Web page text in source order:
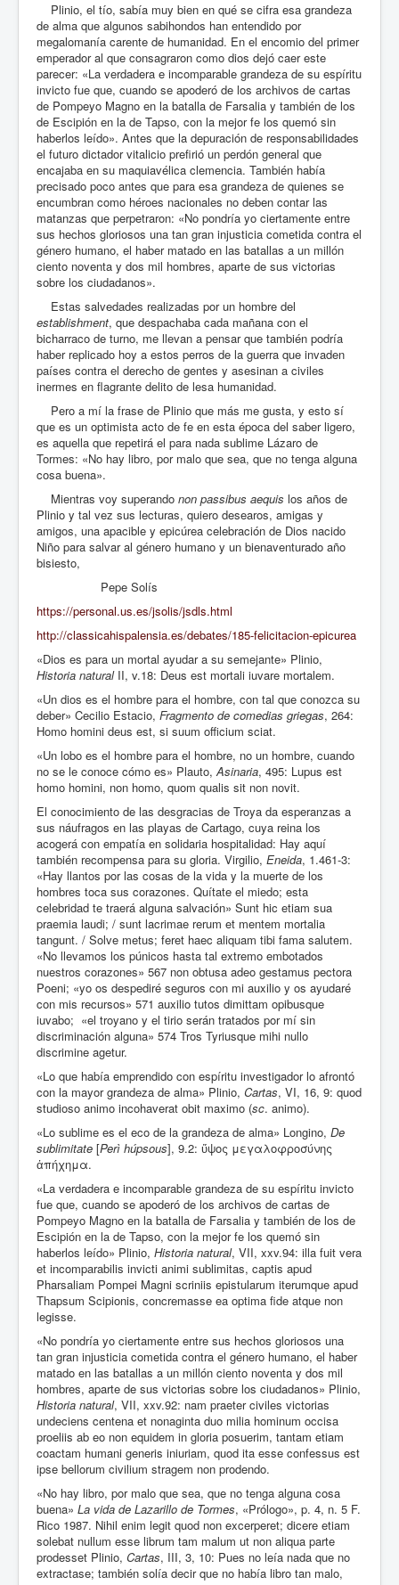
Plinio, el tío, sabía muy bien en qué se cifra esa grandeza
de alma que algunos sabihondos han entendido por
megalomanía carente de humanidad. En el encomio del primer
emperador al que consagraron como dios dejó caer este
parecer: «La verdadera e incomparable grandeza de su espíritu
invicto fue que, cuando se apoderó de los archivos de cartas
de Pompeyo Magno en la batalla de Farsalia y también de los
de Escipión en la de Tapso, con la mejor fe los quemó sin
haberlos leído». Antes que la depuración de responsabilidades
el futuro dictador vitalicio prefirió un perdón general que
encajaba en su maquiavélica clemencia. También había
precisado poco antes que para esa grandeza de quienes se
encumbran como héroes nacionales no deben contar las
matanzas que perpetraron: «No pondría yo ciertamente entre
sus hechos gloriosos una tan gran injusticia cometida contra el
género humano, el haber matado en las batallas a un millón
ciento noventa y dos mil hombres, aparte de sus victorias
sobre los ciudadanos».
Estas salvedades realizadas por un hombre del
establishment, que despachaba cada mañana con el
bicharraco de turno, me llevan a pensar que también podría
haber replicado hoy a estos perros de la guerra que invaden
países contra el derecho de gentes y asesinan a civiles
inermes en flagrante delito de lesa humanidad.
Pero a mí la frase de Plinio que más me gusta, y esto sí
que es un optimista acto de fe en esta época del saber ligero,
es aquella que repetirá el para nada sublime Lázaro de
Tormes: «No hay libro, por malo que sea, que no tenga alguna
cosa buena».
Mientras voy superando non passibus aequis los años de
Plinio y tal vez sus lecturas, quiero desearos, amigas y
amigos, una apacible y epicúrea celebración de Dios nacido
Niño para salvar al género humano y un bienaventurado año
bisiesto,
Pepe Solís
https://personal.us.es/jsolis/jsdls.html
http://classicahispalensia.es/debates/185-felicitacion-epicurea
«Dios es para un mortal ayudar a su semejante» Plinio,
Historia natural II, v.18: Deus est mortali iuvare mortalem.
«Un dios es el hombre para el hombre, con tal que conozca su
deber» Cecilio Estacio, Fragmento de comedias griegas, 264:
Homo homini deus est, si suum officium sciat.
«Un lobo es el hombre para el hombre, no un hombre, cuando
no se le conoce cómo es» Plauto,Asinaria, 495: Lupus est
homo homini, non homo, quom qualis sit non novit.
El conocimiento de las desgracias de Troya da esperanzas a
sus náufragos en las playas de Cartago, cuya reina los
acogerá con empatía en solidaria hospitalidad: Hay aquí
también recompensa para su gloria. Virgilio, Eneida, 1.461-3:
«Hay llantos por las cosas de la vida y la muerte de los
hombres toca sus corazones. Quítate el miedo; esta
celebridad te traerá alguna salvación» Sunt hic etiam sua
praemia laudi; / sunt lacrimae rerum et mentem mortalia
tangunt. / Solve metus; feret haec aliquam tibi fama salutem.
«No llevamos los púnicos hasta tal extremo embotados
nuestros corazones» 567 non obtusa adeo gestamus pectora
Poeni; «yo os despediré seguros con mi auxilio y os ayudaré
con mis recursos» 571 auxilio tutos dimittam opibusque
iuvabo; «el troyano y el tirio serán tratados por mí sin
discriminación alguna» 574 Tros Tyriusque mihi nullo
discrimine agetur.
«Lo que había emprendido con espíritu investigador lo afrontó
con la mayor grandeza de alma» Plinio, Cartas, VI, 16, 9: quod
studioso animo incohaverat obit maximo (sc. animo).
«Lo sublime es el eco de la grandeza de alma» Longino, De
sublimitate [Perì húpsous], 9.2: ὕψος μεγαλοφροσύνης
ἀπήχημα.
«La verdadera e incomparable grandeza de su espíritu invicto
fue que, cuando se apoderó de los archivos de cartas de
Pompeyo Magno en la batalla de Farsalia y también de los de
Escipión en la de Tapso, con la mejor fe los quemó sin
haberlos leído» Plinio, Historia natural, VII, xxv.94: illa fuit vera
et incomparabilis invicti animi sublimitas, captis apud
Pharsaliam Pompei Magni scriniis epistularum iterumque apud
Thapsum Scipionis, concremasse ea optima fide atque non
legisse.
«No pondría yo ciertamente entre sus hechos gloriosos una
tan gran injusticia cometida contra el género humano, el haber
matado en las batallas a un millón ciento noventa y dos mil
hombres, aparte de sus victorias sobre los ciudadanos» Plinio,
Historia natural, VII, xxv.92: nam praeter civiles victorias
undeciens centena et nonaginta duo milia hominum occisa
proeliis ab eo non equidem in gloria posuerim, tantam etiam
coactam humani generis iniuriam, quod ita esse confessus est
ipse bellorum civilium stragem non prodendo.
«No hay libro, por malo que sea, que no tenga alguna cosa
buena» La vida de Lazarillo de Tormes, «Prólogo», p. 4, n. 5 F.
Rico 1987. Nihil enim legit quod non excerperet; dicere etiam
solebat nullum esse librum tam malum ut non aliqua parte
prodesset Plinio, Cartas, III, 3, 10: Pues no leía nada que no
extractase; también solía decir que no había libro tan malo,